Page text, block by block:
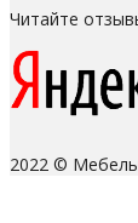
Читайте
2022 ©